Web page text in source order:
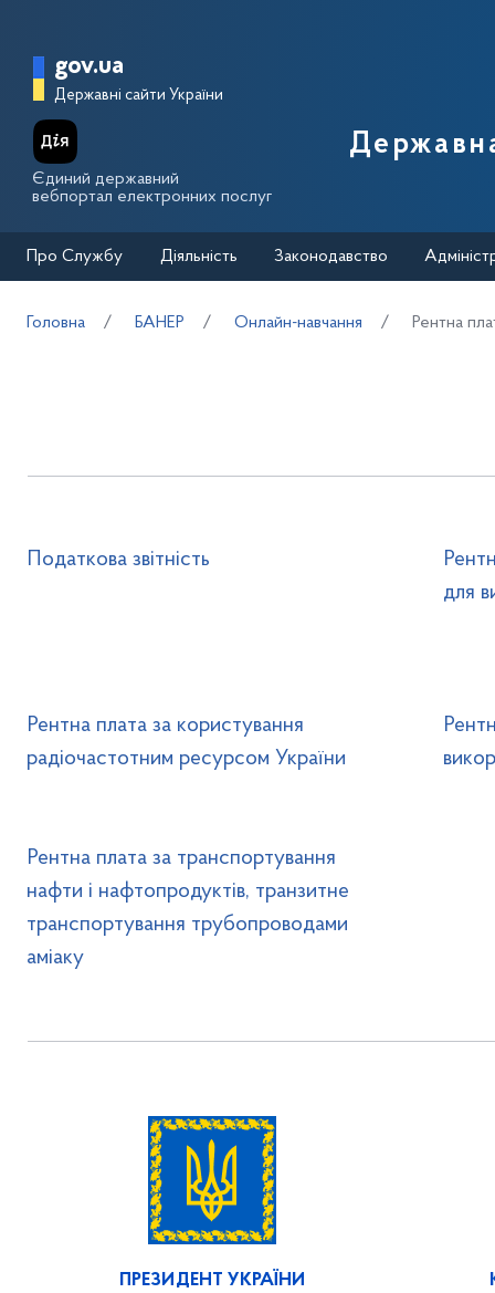
Головна сторінка Державної
gov.ua
Державні сайти України
Єдиний державний
вебпортал електронних послуг
Про Службу Діяльність Законодавство
Головна БАНЕР Онлайн-навчання Рентна
Податкова звітність
для
Рентна плата за користування
радіочастотним ресурсом України
Рентна плата за транспортування
нафти і нафтопродуктів, транзитне
транспортування трубопроводами
аміаку
ПРЕЗИДЕНТ УКРАЇНИ